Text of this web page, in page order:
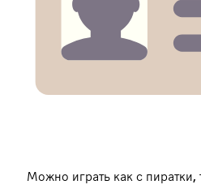
Можно играть как с пиратки,